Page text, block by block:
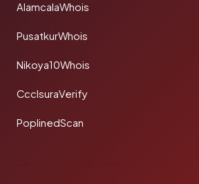
AlamcalaWhois
PusatkurWhois
Nikoya10Whois
CcclsuraVerify
PoplinedScan